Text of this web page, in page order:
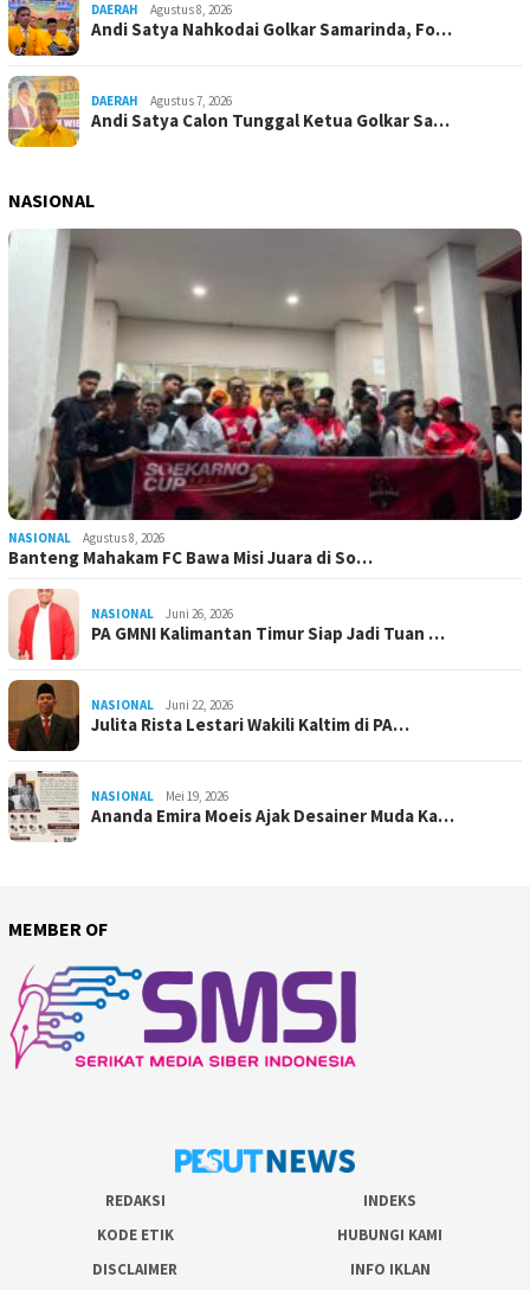
DAERAH Agustus 8, 2026
Andi Satya Nahkodai Golkar Samarinda, Fo…
DAERAH Agustus 7, 2026
Andi Satya Calon Tunggal Ketua Golkar Sa…
NASIONAL
NASIONAL Agustus 8, 2026
Banteng Mahakam FC Bawa Misi Juara di So…
NASIONAL Juni 26, 2026
PA GMNI Kalimantan Timur Siap Jadi Tuan …
NASIONAL Juni 22, 2026
Julita Rista Lestari Wakili Kaltim di PA…
NASIONAL Mei 19, 2026
Ananda Emira Moeis Ajak Desainer Muda Ka…
MEMBER OF
REDAKSI
INDEKS
KODE ETIK
HUBUNGI KAMI
DISCLAIMER
INFO IKLAN